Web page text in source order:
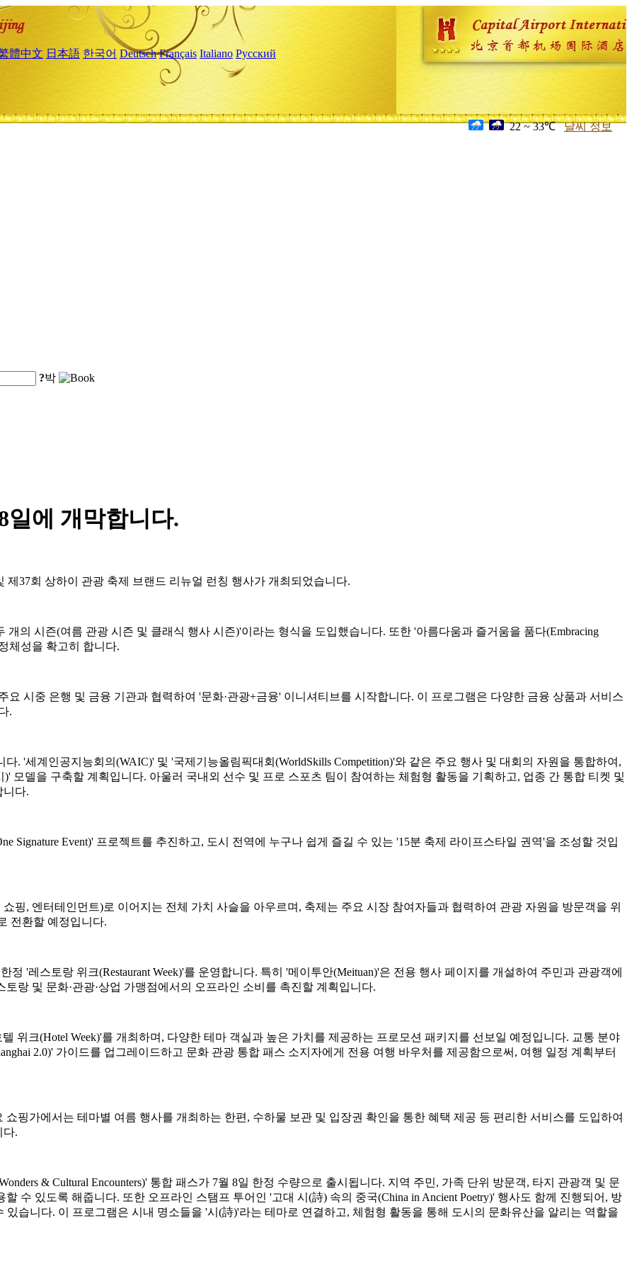
體中文 日本語 한국어 Deutsch Français Italiano Русский
22 ~ 33℃ 날씨 정보
?박
일에 개막합니다.
37회 상하이 관광 축제 브랜드 리뉴얼 런칭 행사가 개최되었습니다.
의 시즌(여름 관광 시즌 및 클래식 행사 시즌)'이라는 형식을 도입했습니다. 또한 '아름다움과 즐거움을 품다(Embracing
체성을 확고히 합니다.
시중 은행 및 금융 기관과 협력하여 '문화·관광+금융' 이니셔티브를 시작합니다. 이 프로그램은 다양한 금융 상품과 서비스
.
. '세계인공지능회의(WAIC)' 및 '국제기능올림픽대회(WorldSkills Competition)'와 같은 주요 행사 및 대회의 자원을 통합하여,
)' 모델을 구축할 계획입니다. 아울러 국내외 선수 및 프로 스포츠 팀이 참여하는 체험형 활동을 기획하고, 업종 간 통합 티켓 및
니다.
Signature Event)' 프로젝트를 추진하고, 도시 전역에 누구나 쉽게 즐길 수 있는 '15분 축제 라이프스타일 권역'을 조성할 것입
쇼핑, 엔터테인먼트)로 이어지는 전체 가치 사슬을 아우르며, 축제는 주요 시장 참여자들과 협력하여 관광 자원을 방문객을 위
전환할 예정입니다.
'레스토랑 위크(Restaurant Week)'를 운영합니다. 특히 '메이투안(Meituan)'은 전용 행사 페이지를 개설하여 주민과 관광객에
랑 및 문화·관광·상업 가맹점에서의 오프라인 소비를 촉진할 계획입니다.
위크(Hotel Week)'를 개최하며, 다양한 테마 객실과 높은 가치를 제공하는 프로모션 패키지를 선보일 예정입니다. 교통 분야
2.0)' 가이드를 업그레이드하고 문화 관광 통합 패스 소지자에게 전용 여행 바우처를 제공함으로써, 여행 일정 계획부터
핑가에서는 테마별 여름 행사를 개최하는 한편, 수하물 보관 및 입장권 확인을 통한 혜택 제공 등 편리한 서비스를 도입하여
다.
& Cultural Encounters)' 통합 패스가 7월 8일 한정 수량으로 출시됩니다. 지역 주민, 가족 단위 방문객, 타지 관광객 및 문
수 있도록 해줍니다. 또한 오프라인 스탬프 투어인 '고대 시(詩) 속의 중국(China in Ancient Poetry)' 행사도 함께 진행되어, 방
습니다. 이 프로그램은 시내 명소들을 '시(詩)'라는 테마로 연결하고, 체험형 활동을 통해 도시의 문화유산을 알리는 역할을